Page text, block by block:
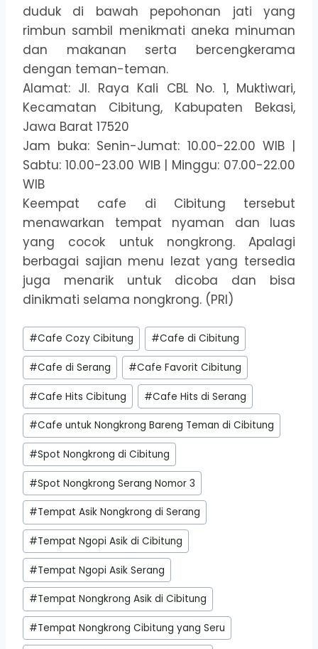
duduk di bawah pepohonan jati yang
rimbun sambil menikmati aneka minuman
dan makanan serta bercengkerama
dengan teman-teman.
Alamat: Jl. Raya Kali CBL No. 1, Muktiwari,
Kecamatan Cibitung, Kabupaten Bekasi,
Jawa Barat 17520
Jam buka: Senin-Jumat: 10.00-22.00 WIB |
Sabtu: 10.00-23.00 WIB | Minggu: 07.00-22.00
WIB
Keempat cafe di Cibitung tersebut
menawarkan tempat nyaman dan luas
yang cocok untuk nongkrong. Apalagi
berbagai sajian menu lezat yang tersedia
juga menarik untuk dicoba dan bisa
dinikmati selama nongkrong. (PRI)
Post
Tags:
#Cafe Cozy Cibitung #Cafe di Cibitung
#Cafe di Serang #Cafe Favorit Cibitung
#Cafe Hits Cibitung #Cafe Hits di Serang
#Cafe untuk Nongkrong Bareng Teman di Cibitung
#Spot Nongkrong di Cibitung
#Spot Nongkrong Serang Nomor 3
#Tempat Asik Nongkrong di Serang
#Tempat Ngopi Asik di Cibitung
#Tempat Ngopi Asik Serang
#Tempat Nongkrong Asik di Cibitung
#Tempat Nongkrong Cibitung yang Seru